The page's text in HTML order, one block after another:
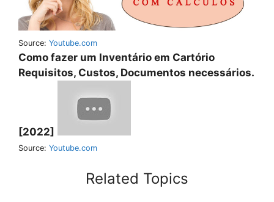
Source: Youtube.com
Como fazer um Inventário em Cartório
Requisitos, Custos, Documentos necessários.
[2022]
Source: Youtube.com
Related Topics